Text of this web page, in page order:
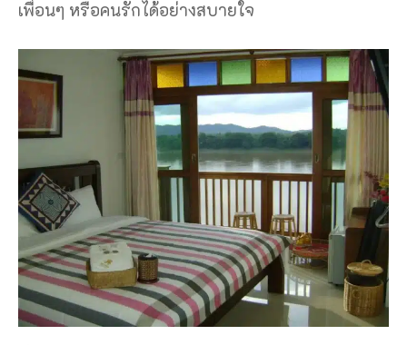
เพื่อนๆ หรือคนรักได้อย่างสบายใจ